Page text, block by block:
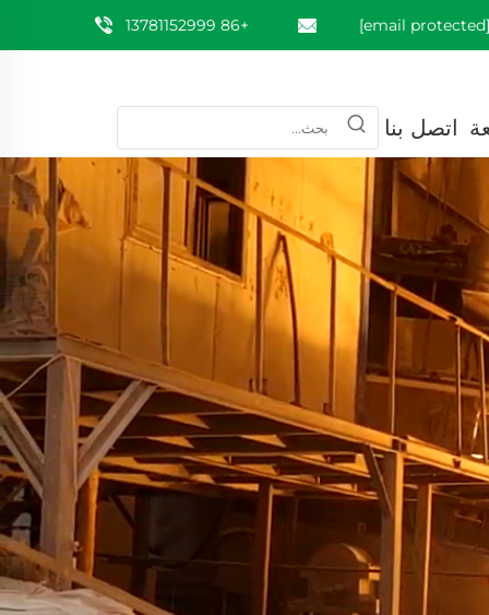
+86 13781152999 [email protected]
اتصل بنا